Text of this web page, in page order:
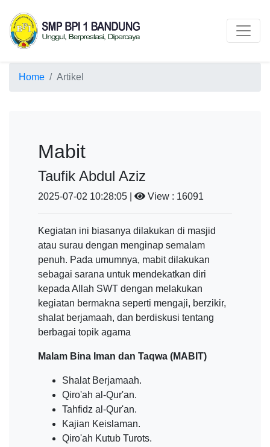
Artikel
Home Artikel
Mabit
Taufik Abdul Aziz
2025-07-02 10:28:05 | View : 16091
Kegiatan ini biasanya dilakukan di masjid
atau surau dengan menginap semalam
penuh. Pada umumnya, mabit dilakukan
sebagai sarana untuk mendekatkan diri
kepada Allah SWT dengan melakukan
kegiatan bermakna seperti mengaji, berzikir,
shalat berjamaah, dan berdiskusi tentang
berbagai topik agama
Malam Bina Iman dan Taqwa (MABIT)
Shalat Berjamaah.
Qiro'ah al-Qur'an.
Tahfidz al-Qur'an.
Kajian Keislaman.
Qiro'ah Kutub Turots.